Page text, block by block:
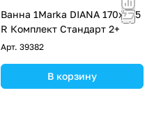
Ванна 1Marka DIANA 170x105
R Комплект Стандарт 2+
Арт. 39382
В корзину